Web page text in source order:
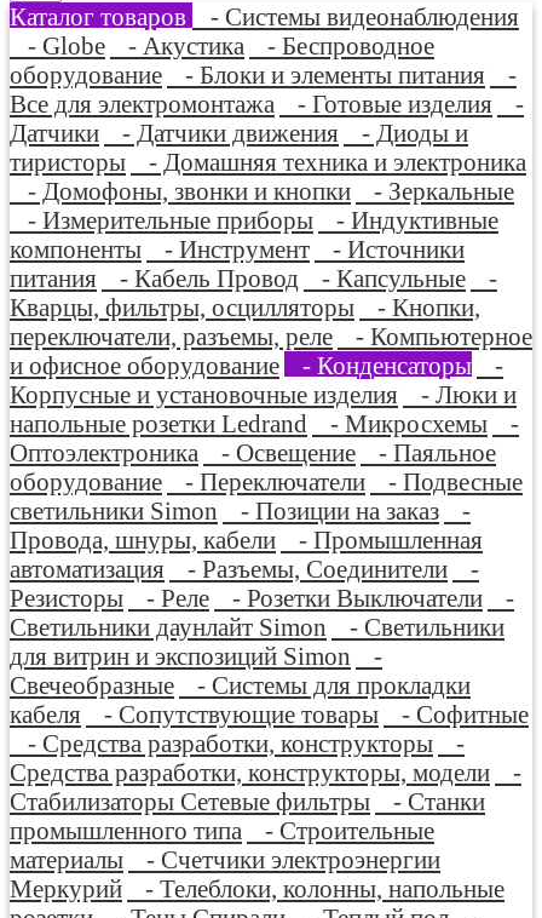
Каталог товаров
- Системы видеонаблюдения
- Globe
- Акустика
- Беспроводное
оборудование
- Блоки и элементы питания
-
Все для электромонтажа
- Готовые изделия
-
Датчики
- Датчики движения
- Диоды и
тиристоры
- Домашняя техника и электроника
- Домофоны, звонки и кнопки
- Зеркальные
- Измерительные приборы
- Индуктивные
компоненты
- Инструмент
- Источники
питания
- Кабель Провод - Капсульные
-
Кварцы, фильтры, осцилляторы
- Кнопки,
переключатели, разъемы, реле
- Компьютерное
и офисное оборудование
- Конденсаторы
-
Корпусные и установочные изделия
- Люки и
напольные розетки Ledrand
- Микросхемы
-
Оптоэлектроника
- Освещение
- Паяльное
оборудование
- Переключатели
- Подвесные
светильники Simon
- Позиции на заказ
-
Провода, шнуры, кабели
- Промышленная
автоматизация
- Разъемы, Соединители
-
Резисторы
- Реле - Розетки Выключатели
-
Светильники даунлайт Simon
- Светильники
для витрин и экспозиций Simon
-
Свечеобразные
- Системы для прокладки
кабеля
- Сопутствующие товары
- Софитные
- Средства разработки, конструкторы
-
Средства разработки, конструкторы, модели
-
Стабилизаторы Сетевые фильтры
- Станки
промышленного типа
- Строительные
материалы
- Счетчики электроэнергии
Меркурий
- Телеблоки, колонны, напольные